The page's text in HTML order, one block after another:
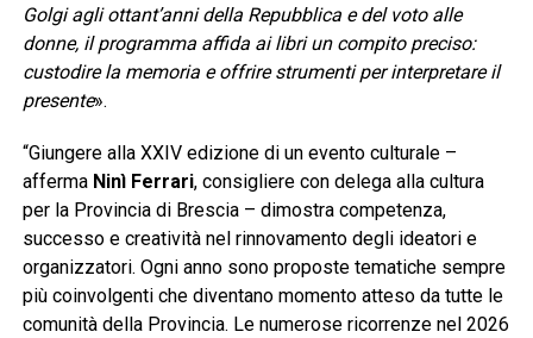
Golgi agli ottant’anni della Repubblica e del voto alle
donne, il programma affida ai libri un compito preciso:
custodire la memoria e offrire strumenti per interpretare il
presente».
“Giungere alla XXIV edizione di un evento culturale –
afferma Ninì Ferrari, consigliere con delega alla cultura
per la Provincia di Brescia – dimostra competenza,
successo e creatività nel rinnovamento degli ideatori e
organizzatori. Ogni anno sono proposte tematiche sempre
più coinvolgenti che diventano momento atteso da tutte le
comunità della Provincia. Le numerose ricorrenze nel 2026